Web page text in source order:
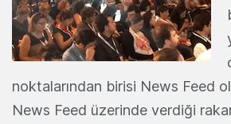
noktalarından birisi News Feed
News Feed üzerinde verdiği